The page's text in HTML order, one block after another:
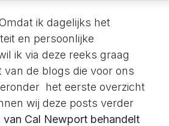
ik dagelijks het
en persoonlijke
ik via deze reeks graag
de blogs die voor ons
het eerste overzicht
wij deze posts verder
van Cal Newport behandelt